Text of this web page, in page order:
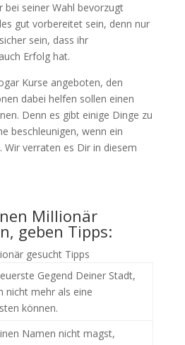
bei seiner Wahl bevorzugt
gut vorbereitet sein, denn nur
sein, dass ihr
Erfolg hat.
Kurse angeboten, den
dabei helfen sollen einen
Denn es gibt einige Dinge zu
beschleunigen, wenn ein
Wir verraten es Dir in diesem
Millionär
geben Tipps:
Gegend Deiner Stadt,
nicht mehr als eine
können.
Namen nicht magst,